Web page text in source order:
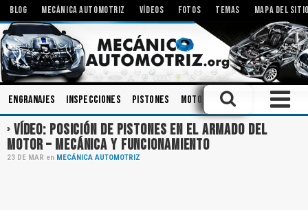
BLOG MECÁNICA AUTOMOTRIZ VÍDEOS FOTOS TEMAS MAPA DEL
Engranajes Inspecciones Pistones Motores Eléctricos
VÍDEO: POSICIÓN DE PISTONES EN EL ARMADO DEL
MOTOR – MECÁNICA Y FUNCIONAMIENTO
23 DE MAR en MECÁNICA AUTOMOTRIZ